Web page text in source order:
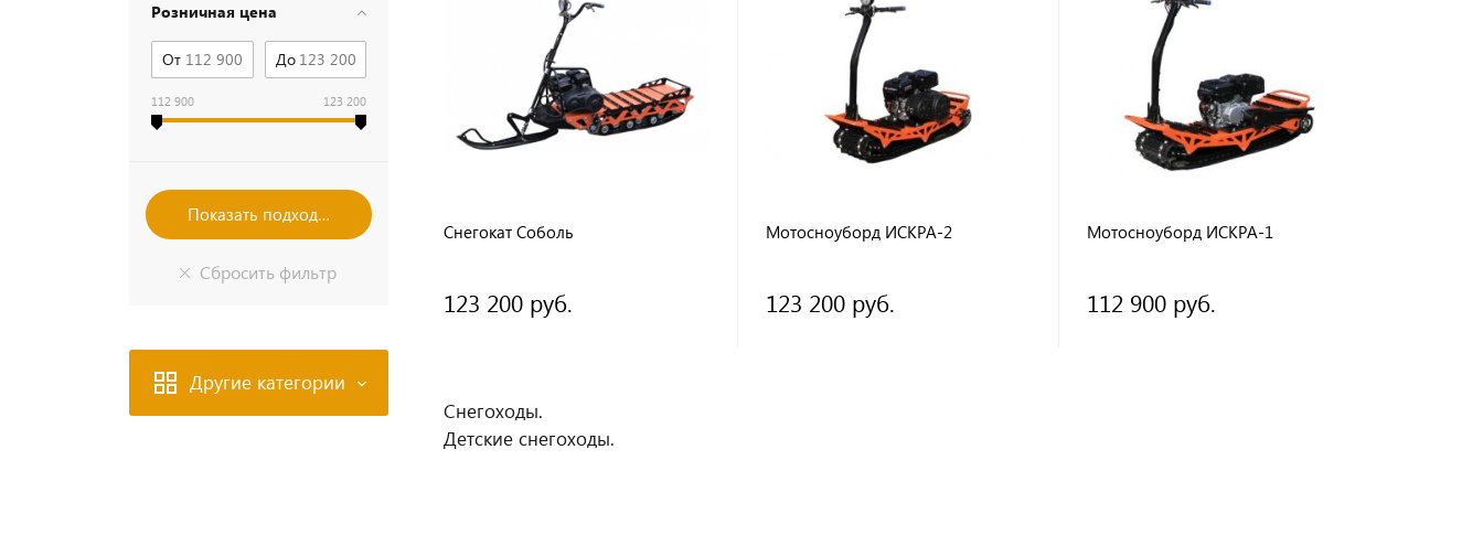
Розничная цена
От До
112 900 123 200
Другие категории
Снегокат Соболь
123 200 руб.
Мотосноуборд ИСКРА-2
123 200 руб.
Мотосноуборд ИСКРА-1
112 900 руб.
Снегоходы.
Детские снегоходы.